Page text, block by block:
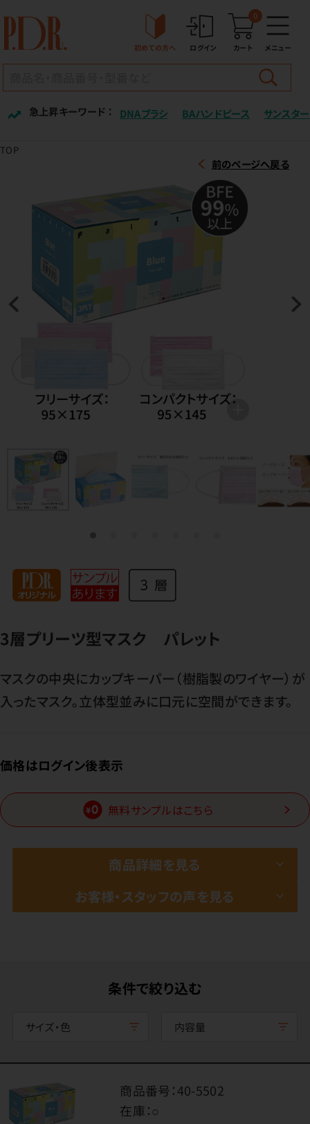
初めての方へ ログイン カート
0
メニュー
急上昇キーワード ： DNAブラシ BAハンドピース サンスター
TOP
前のページへ戻る
3層プリーツ型マスク パレット
マスクの中央にカップキーパー（樹脂製のワイヤー）が
入ったマスク。立体型並みに口元に空間ができます。
価格はログイン後表示
無料サンプルはこちら
商品詳細を見る
お客様・スタッフの声を見る
条件で絞り込む
サイズ・色 内容量
商品番号：40-5502
在庫：○